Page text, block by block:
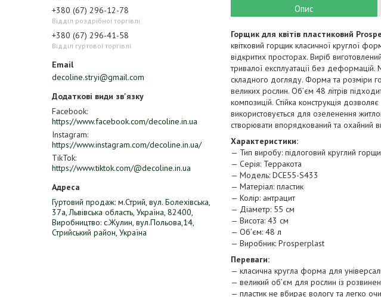
+380 (67) 296-12-78
Відділ роздрібної торгівлі
+380 (67) 296-41-58
Відділ гуртової торгівлі
decoline.stryi@gmail.com
Facebook
https://www.facebook.com/decoline.in.ua
Instagram
https://www.instagram.com/decoline.in.ua/
TikTok
https://www.tiktok.com/@decoline.in.ua
Гуртовий продаж: м.Стрий, вул. Болехівська,
37а, Львівська область, Україна, 82400,
Виробництво: с.Жулин, вул.Польова,14,
Стрийський район, Україна
Опис
Горщик для квітів пластиковий
квітковий горщик класичної круглої
відкритих просторах. Виріб
тривалої експлуатації без
складного догляду. Форма та розміри
великих рослин. Об’єм 48 літрів
композицій. Стійка конструкція
використовується для озеленення
створювати впорядкований та охайний
Характеристики:
— Тип виробу: підлоговий круглий
— Серія: Терракота
— Модель: DCE55-S433
— Матеріал: пластик
— Колір: антрацит
— Діаметр: 55 см
— Висота: 43 см
— Об’єм: 48 л
— Виробник: Prosperplast
Переваги:
— класична кругла форма для
— великий об’єм для рослин із
— пластик не вбирає вологу та легко